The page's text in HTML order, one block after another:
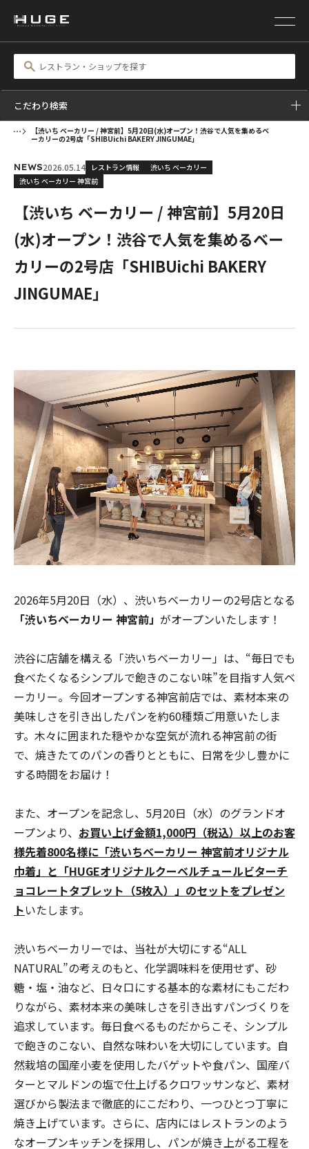
こだわり検索
【渋いち ベーカリー / 神宮前】5月20日(水)オープン！渋谷で人気を集めるベ
ーカリーの2号店「SHIBUichi BAKERY JINGUMAE」
NEWS2026.05.14 レストラン情報
渋いち ベーカリー
渋いち ベーカリー 神宮前
【渋いち ベーカリー / 神宮前】5月20日
(水)オープン！渋谷で人気を集めるベー
カリーの2号店「SHIBUichi BAKERY
JINGUMAE」
2026年5月20日（水）、渋いちベーカリーの2号店となる
「渋いちベーカリー 神宮前」 がオープンいたします！
渋谷に店舗を構える「渋いちベーカリー」は、“毎日でも
食べたくなるシンプルで飽きのこない味”を目指す人気ベ
ーカリー。今回オープンする神宮前店では、素材本来の
美味しさを引き出したパンを約60種類ご用意いたしま
す。木々に囲まれた穏やかな空気が流れる神宮前の街
で、焼きたてのパンの香りとともに、日常を少し豊かに
する時間をお届け！
また、オープンを記念し、5月20日（水）のグランドオ
ープンより、 お買い上げ金額1,000円（税込）以上のお客
様先着800名様に「渋いちベーカリー 神宮前オリジナル
巾着」と「HUGEオリジナルクーベルチュールビターチ
ョコレートタブレット（5枚入）」のセットをプレゼン
トいたします。
渋いちベーカリーでは、当社が大切にする“ALL
NATURAL”の考えのもと、化学調味料を使用せず、砂
糖・塩・油など、日々口にする基本的な素材にもこだわ
りながら、素材本来の美味しさを引き出すパンづくりを
追求しています。毎日食べるものだからこそ、シンプル
で飽きのこない、自然な味わいを大切にしています。自
然栽培の国産小麦を使用したバゲットや食パン、国産バ
ターとマルドンの塩で仕上げるクロワッサンなど、素材
選びから製法まで徹底的にこだわり、一つひとつ丁寧に
焼き上げています。さらに、店内にはレストランのよう
なオープンキッチンを採用し、パンが焼き上がる工程を